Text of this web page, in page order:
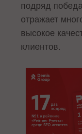
подряд
отражает
высокое
клиентов.